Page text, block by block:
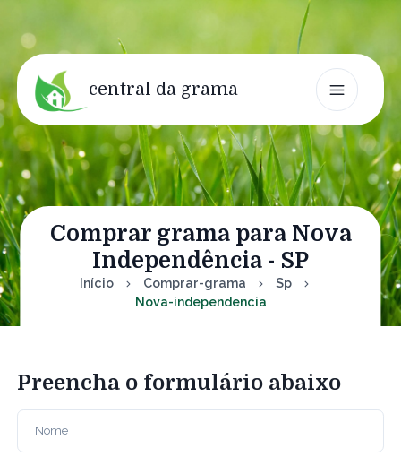
central da grama
Comprar grama para Nova
Independência - SP
Início Comprar-grama
Sp
Nova-independencia
Preencha o formulário abaixo